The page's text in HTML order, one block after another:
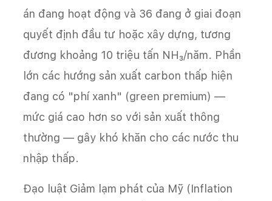
án đang hoạt động và 36 đang ở giai đoạn
quyết định đầu tư hoặc xây dựng, tương
đương khoảng 10 triệu tấn NH₃/năm. Phần
lớn các hướng sản xuất carbon thấp hiện
đang có "phí xanh" (green premium) —
mức giá cao hơn so với sản xuất thông
thường — gây khó khăn cho các nước thu
nhập thấp.
Đạo luật Giảm lạm phát của Mỹ (Inflation